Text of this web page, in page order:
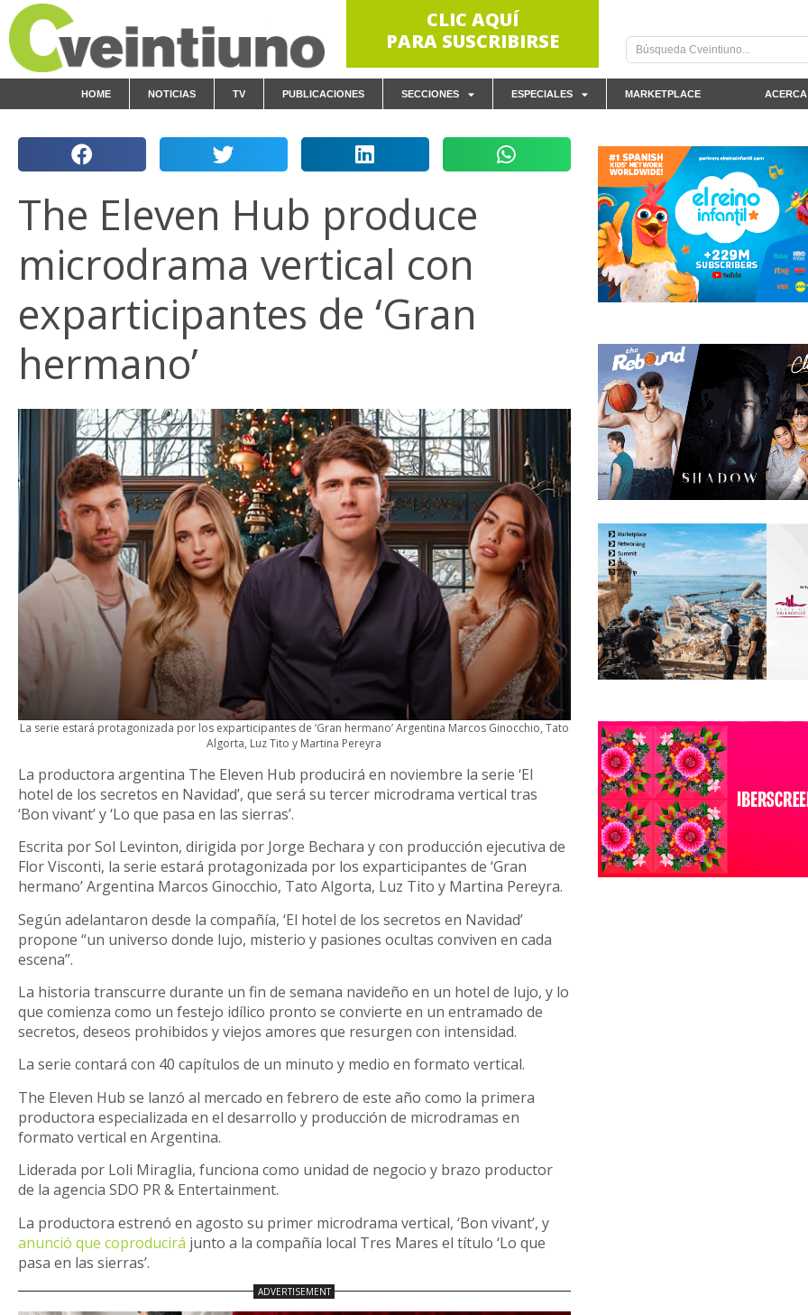
CLIC AQUÍ
PARA SUSCRIBIRSE
HOME NOTICIAS TV PUBLICACIONES SECCIONES ESPECIALES MARKETPLACE
The Eleven Hub produce
microdrama vertical con
exparticipantes de ‘Gran
hermano’
La serie estará protagonizada por los exparticipantes de ‘Gran hermano’ Argentina Marcos Ginocchio, Tato
Algorta, Luz Tito y Martina Pereyra
La productora argentina The Eleven Hub producirá en noviembre la serie ‘El
hotel de los secretos en Navidad’, que será su tercer microdrama vertical tras
‘Bon vivant’ y ‘Lo que pasa en las sierras’.
Escrita por Sol Levinton, dirigida por Jorge Bechara y con producción ejecutiva de
Flor Visconti, la serie estará protagonizada por los exparticipantes de ‘Gran
hermano’ Argentina Marcos Ginocchio, Tato Algorta, Luz Tito y Martina Pereyra.
Según adelantaron desde la compañía, ‘El hotel de los secretos en Navidad’
propone “un universo donde lujo, misterio y pasiones ocultas conviven en cada
escena”.
La historia transcurre durante un fin de semana navideño en un hotel de lujo, y lo
que comienza como un festejo idílico pronto se convierte en un entramado de
secretos, deseos prohibidos y viejos amores que resurgen con intensidad.
La serie contará con 40 capítulos de un minuto y medio en formato vertical.
The Eleven Hub se lanzó al mercado en febrero de este año como la primera
productora especializada en el desarrollo y producción de microdramas en
formato vertical en Argentina.
Liderada por Loli Miraglia, funciona como unidad de negocio y brazo productor
de la agencia SDO PR & Entertainment.
La productora estrenó en agosto su primer microdrama vertical, ‘Bon vivant’, y
anunció que coproducirá junto a la compañía local Tres Mares el título ‘Lo que
pasa en las sierras’.